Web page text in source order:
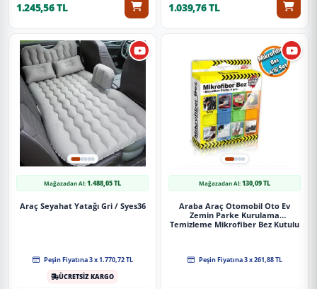
1.245,56 TL 1.039,76 TL
Mağazadan Al:1.488,05 TL
Araç Seyahat Yatağı Gri / Syes36
Peşin Fiyatına 3 x 1.770,72 TL
ÜCRETSİZ KARGO
Mağazadan Al:130,09 TL
Araba Araç Otomobil Oto Ev
Zemin Parke Kurulama
Temizleme Mikrofiber Bez Kutulu
Peşin Fiyatına 3 x 261,88 TL